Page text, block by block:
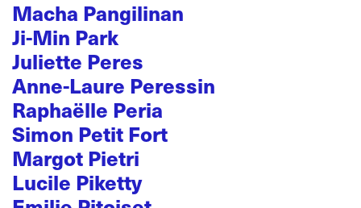
Macha Pangilinan
Ji-Min Park
Juliette Peres
Anne-Laure Peressin
Raphaëlle Peria
Simon Petit Fort
Margot Pietri
Lucile Piketty